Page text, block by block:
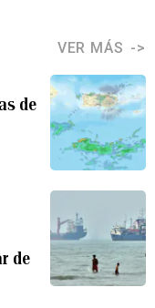
VER MÁS
de
de